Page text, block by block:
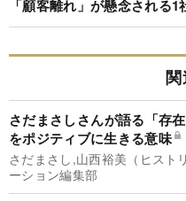
「顧客離れ」が懸念される1
さだまさしさんが語る「存
をポジティブに生きる意味
さだまさし,山西裕美（ヒスト
ーション編集部